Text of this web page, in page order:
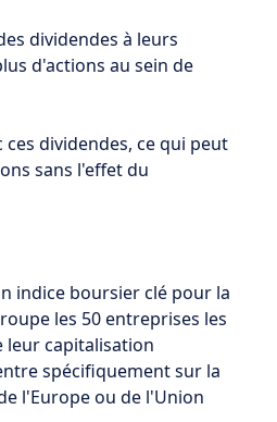
dividendes à leurs
d'actions au sein de
dividendes, ce qui peut
sans l'effet du
indice boursier clé pour la
les 50 entreprises les
leur capitalisation
spécifiquement sur la
l'Europe ou de l'Union